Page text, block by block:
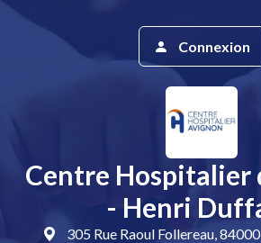
Centre Hospitalier
- Henri
305 Rue Raoul Follereau,
Connexion